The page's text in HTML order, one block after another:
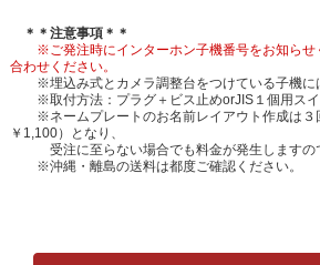
＊＊注意事項＊＊
※ご発注時にインターホン子機番号をお知らせ
合わせください。
※埋込み式とカメラ調整台をつけている子機に
※取付方法：プラグ＋ビス止めorJIS１個用スイ
※ネームプレートのお名前レイアウト作成は３
￥1,100）となり、
受注に至らない場合でも料金が発生しますので
※沖縄・離島の送料は都度ご確認ください。